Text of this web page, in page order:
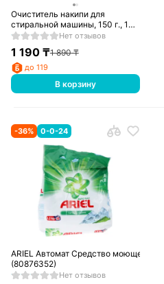
Очиститель накипи для
стиральной машины, 150 г., 1
шт., BREZO, арт. 87464
Нет отзывов
1 190₸1 890₸
до 119
В корзину
-36% 0-0-24
ARIEL Автомат Средство моющее
(80876352)
Нет отзывов